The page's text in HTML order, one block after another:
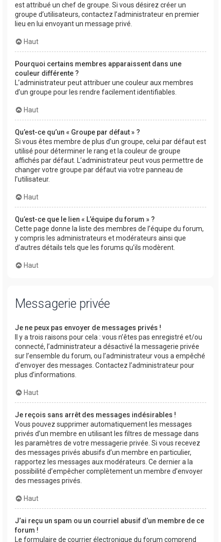
est attribué un chef de groupe. Si vous désirez créer un
groupe d’utilisateurs, contactez l’administrateur en premier
lieu en lui envoyant un message privé.
Haut
Pourquoi certains membres apparaissent dans une
couleur différente ?
L’administrateur peut attribuer une couleur aux membres
d’un groupe pour les rendre facilement identifiables.
Haut
Qu’est-ce qu’un « Groupe par défaut » ?
Si vous êtes membre de plus d’un groupe, celui par défaut est
utilisé pour déterminer le rang et la couleur de groupe
affichés par défaut. L’administrateur peut vous permettre de
changer votre groupe par défaut via votre panneau de
l’utilisateur.
Haut
Qu’est-ce que le lien « L’équipe du forum » ?
Cette page donne la liste des membres de l’équipe du forum,
y compris les administrateurs et modérateurs ainsi que
d’autres détails tels que les forums qu’ils modèrent.
Haut
Messagerie privée
Je ne peux pas envoyer de messages privés !
Il y a trois raisons pour cela : vous n’êtes pas enregistré et/ou
connecté, l’administrateur a désactivé la messagerie privée
sur l’ensemble du forum, ou l’administrateur vous a empêché
d’envoyer des messages. Contactez l’administrateur pour
plus d’informations.
Haut
Je reçois sans arrêt des messages indésirables !
Vous pouvez supprimer automatiquement les messages
privés d’un membre en utilisant les filtres de message dans
les paramètres de votre messagerie privée. Si vous recevez
des messages privés abusifs d’un membre en particulier,
rapportez les messages aux modérateurs. Ce dernier a la
possibilité d’empêcher complètement un membre d’envoyer
des messages privés.
Haut
J’ai reçu un spam ou un courriel abusif d’un membre de ce
forum !
Le formulaire de courrier électronique du forum comprend